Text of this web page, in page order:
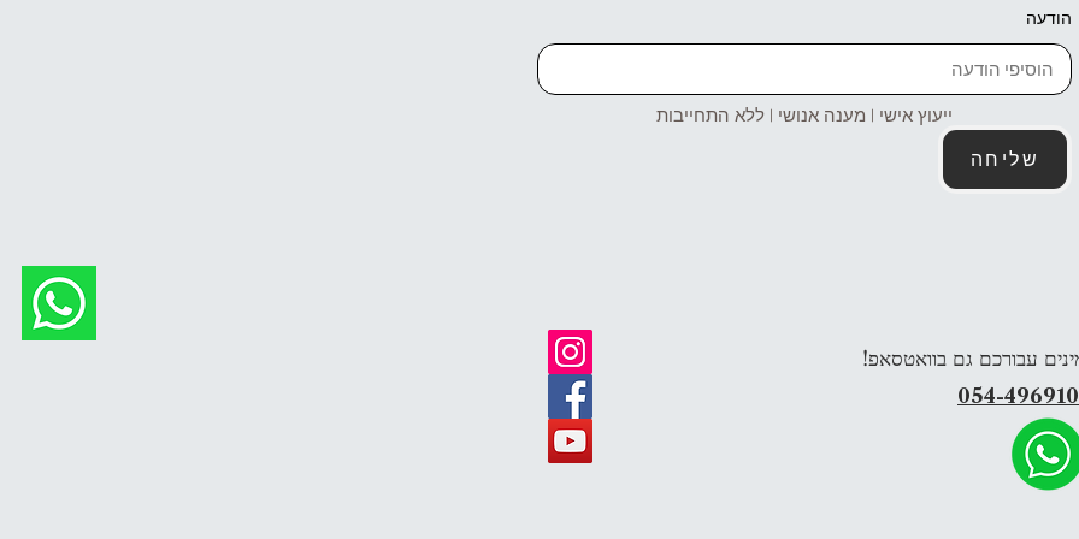
הודעה
ייעוץ אישי | מענה אנושי | ללא התחייבות
שליחה
עבורכם גם בוואטסאפ!
054-